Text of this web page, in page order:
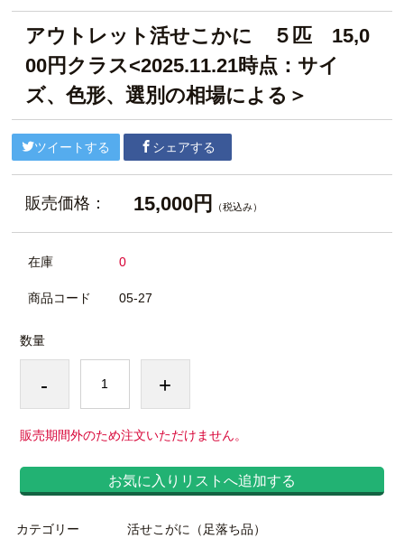
アウトレット活せこかに ５匹 15,0
00円クラス<2025.11.21時点：サイ
ズ、色形、選別の相場による＞
ツイートする シェアする
販売価格： 15,000円 （税込み）
在庫 0
商品コード 05-27
数量
- +
販売期間外のため注文いただけません。
お気に入りリストへ追加する
カテゴリー 活せこがに（足落ち品）